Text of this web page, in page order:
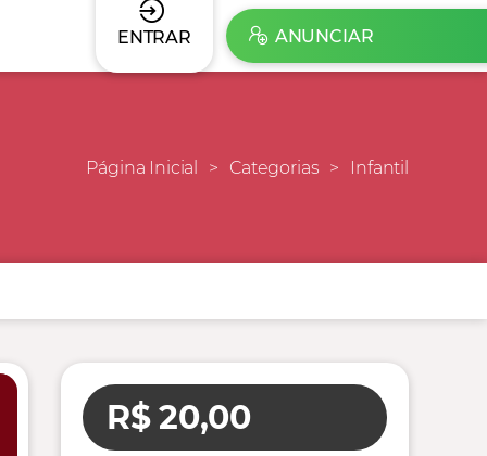
ENTRAR ANUNCIAR
Página Inicial Categorias Infantil
R$ 20,00